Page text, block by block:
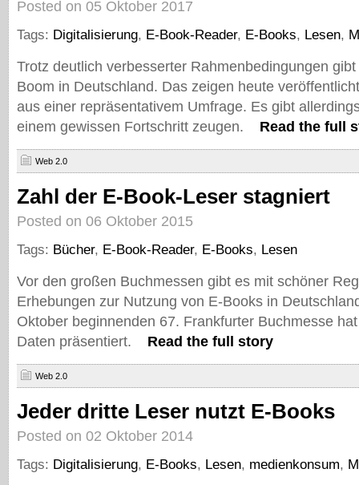
Posted on 05 Oktober 2017
Tags: Digitalisierung, E-Book-Reader, E-Books, Lesen,
Trotz deutlich verbesserter Rahmenbedingungen
Boom in Deutschland. Das zeigen heute
aus einer repräsentativem Umfrage. Es gibt
einem gewissen Fortschritt zeugen.
Read the full
Web 2.0
Zahl der E-Book-Leser stagniert
Posted on 06 Oktober 2015
Tags: Bücher, E-Book-Reader, E-Books, Lesen
Vor den großen Buchmessen gibt es mit schöner
Erhebungen zur Nutzung von E-Books in
Oktober beginnenden 67. Frankfurter Buchmesse
Daten präsentiert.
Read the full story
Web 2.0
Jeder dritte Leser nutzt E-Books
Posted on 02 Oktober 2014
Tags: Digitalisierung, E-Books, Lesen, medienkonsum,